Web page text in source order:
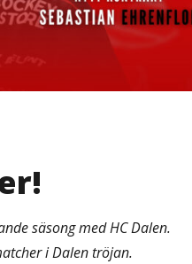
säsong med HC Dalen.
i Dalen tröjan.